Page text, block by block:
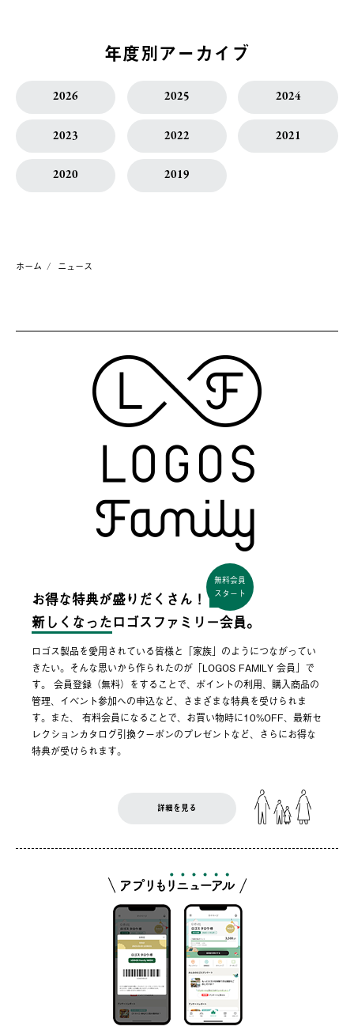
年度別アーカイブ
2026 2025 2024
2023 2022 2021
2020 2019
ホーム ニュース
お得な特典が盛りだくさん！
無料会員
スタート
新しくなった ロゴスファミリー会員。
ロゴス製品を愛用されている皆様と「家族」のようにつながってい
きたい。そんな思いから作られたのが「LOGOS FAMILY 会員」で
す。 会員登録（無料）をすることで、ポイントの利用、購入商品の
管理、イベント参加への申込など、さまざまな特典を受けられま
す。また、 有料会員になることで、お買い物時に10%OFF、最新セ
レクションカタログ引換クーポンのプレゼントなど、さらにお得な
特典が受けられます。
詳細を見る